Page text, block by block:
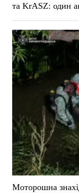
та KrASZ: один
Моторошна